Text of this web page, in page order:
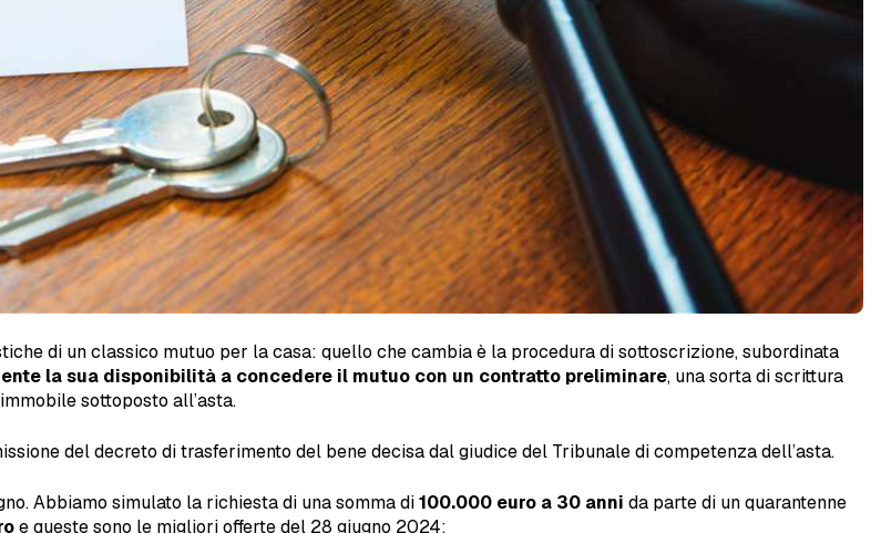
di un classico mutuo per la casa: quello che cambia è la procedura di sottoscrizione, subordinata
la sua disponibilità a concedere il mutuo con un contratto preliminare, una sorta di scrittura
sottoposto all’asta.
del decreto di trasferimento del bene decisa dal giudice del Tribunale di competenza dell’asta.
Abbiamo simulato la richiesta di una somma di100.000 euro a 30 anni da parte di un quarantenne
e queste sono le migliori offerte del 28 giugno 2024: